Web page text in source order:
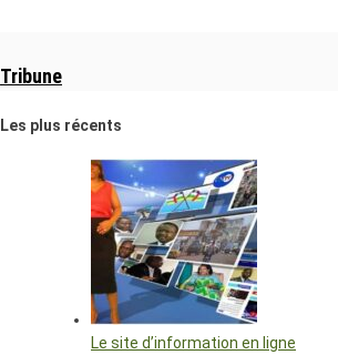
Tribune
Les plus récents
Le site d’information en ligne